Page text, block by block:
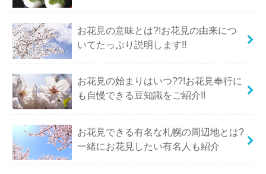
お花見の意味とは?!お花見の由来につ
いてたっぷり説明します!!
お花見の始まりはいつ??!お花見奉行に
も自慢できる豆知識をご紹介!!
お花見できる有名な札幌の周辺地とは?
一緒にお花見したい有名人も紹介